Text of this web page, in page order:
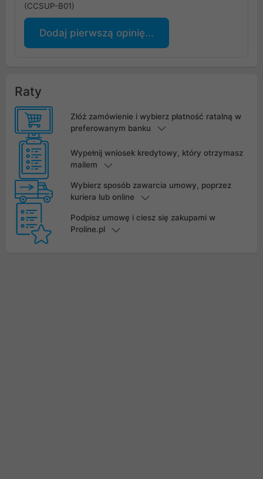
(CCSUP-B01)
Dodaj pierwszą opinię...
Raty
Złóż zamówienie i wybierz płatność ratalną w
preferowanym banku
Wypełnij wniosek kredytowy, który otrzymasz
mailem
Wybierz sposób zawarcia umowy, poprzez
kuriera lub online
Podpisz umowę i ciesz się zakupami w
Proline.pl